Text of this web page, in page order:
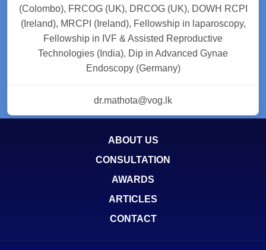
(Colombo), FRCOG (UK), DRCOG (UK), DOWH RCPI
(Ireland), MRCPI (Ireland), Fellowship in laparoscopy,
Fellowship in IVF & Assisted Reproductive
Technologies (India), Dip in Advanced Gynae
Endoscopy (Germany)
dr.mathota@vog.lk
ABOUT US
CONSULTATION
AWARDS
ARTICLES
CONTACT